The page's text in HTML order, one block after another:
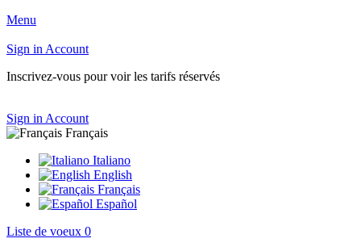
Menu
Sign in Account
Inscrivez-vous pour voir les tarifs réservés
Sign in Account
Français
Italiano
English
Français
Español
Liste de voeux 0